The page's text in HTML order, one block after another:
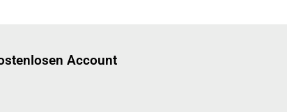
Account